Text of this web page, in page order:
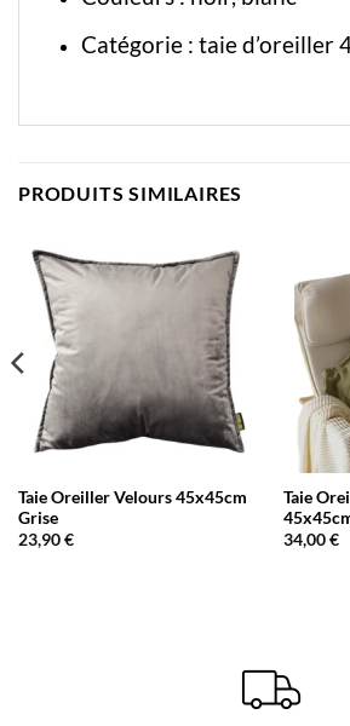
Catégorie : taie d’oreiller
PRODUITS SIMILAIRES
Taie Oreiller Velours 45x45cm
Grise
23,90€
Taie
34,00€